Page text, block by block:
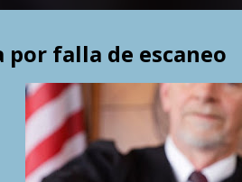
por falla de escaneo